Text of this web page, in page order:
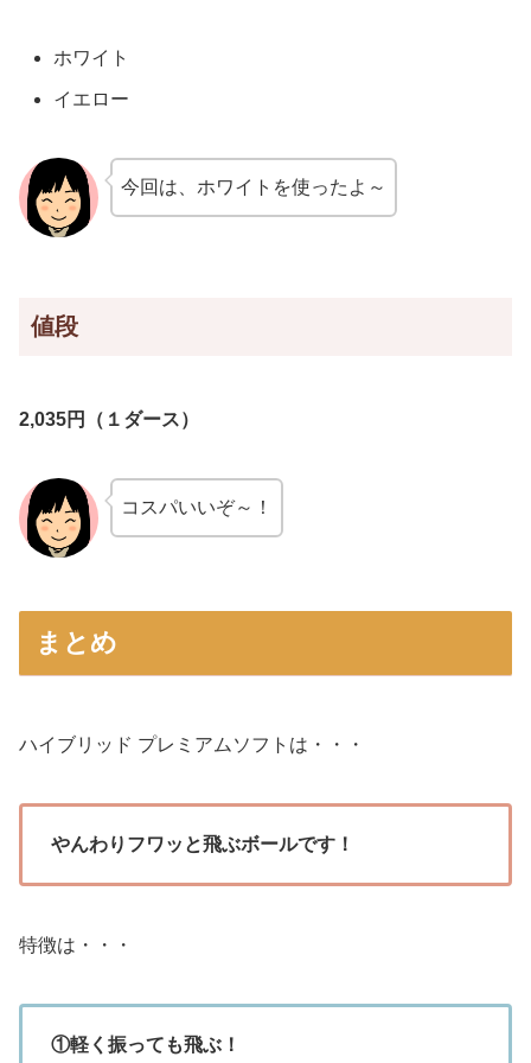
ホワイト
イエロー
今回は、ホワイトを使ったよ～
値段
2,035円（１ダース）
コスパいいぞ～！
まとめ
ハイブリッド プレミアムソフトは・・・
やんわりフワッと飛ぶボールです！
特徴は・・・
①軽く振っても飛ぶ！